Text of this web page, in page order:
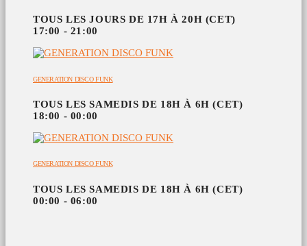
TOUS LES JOURS DE 17H À 20H (CET)
17:00 - 21:00
GENERATION DISCO FUNK
TOUS LES SAMEDIS DE 18H À 6H (CET)
18:00 - 00:00
GENERATION DISCO FUNK
TOUS LES SAMEDIS DE 18H À 6H (CET)
00:00 - 06:00